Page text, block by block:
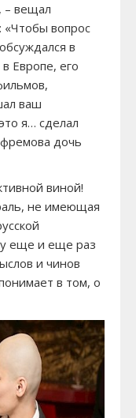
– вещал
«Чтобы вопрос
в
Европе, его
ваш
я… сделал
дочь
виной!
не имеющая
еще и еще раз
и чинов
в том, о